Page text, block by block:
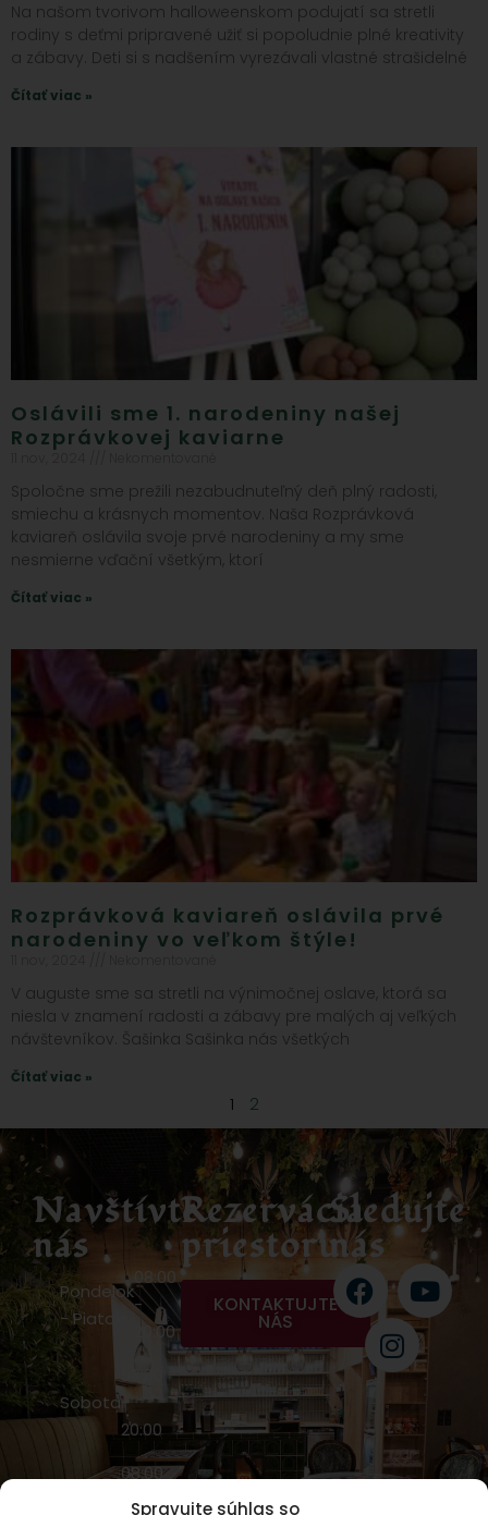
Spravujte súhlas so
Na našom tvorivom halloweenskom podujatí sa stretli
rodiny s deťmi pripravené užiť si popoludnie plné kreativity
a zábavy. Deti si s nadšením vyrezávali vlastné strašidelné
Čítať viac »
Oslávili sme 1. narodeniny našej
Rozprávkovej kaviarne
Spoločne sme prežili nezabudnuteľný deň plný radosti,
smiechu a krásnych momentov. Naša Rozprávková
kaviareň oslávila svoje prvé narodeniny a my sme
nesmierne vďační všetkým, ktorí
Čítať viac »
Rozprávková kaviareň oslávila prvé
narodeniny vo veľkom štýle!
V auguste sme sa stretli na výnimočnej oslave, ktorá sa
niesla v znamení radosti a zábavy pre malých aj veľkých
návštevníkov. Šašinka Sašinka nás všetkých
Čítať viac »
1 2
Navštívte
nás
Pondelok
- Piatok
08:00
-
20:00
Sobota
08:00
-
20:00
08:00
Rezervácia
priestoru
KONTAKTUJTE
NÁS
Sledujte
nás